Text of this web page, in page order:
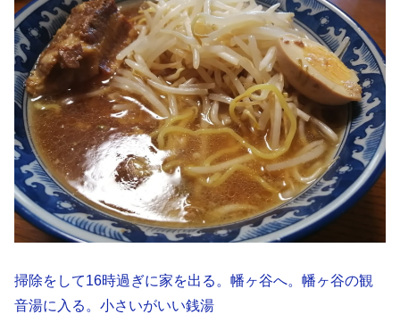
掃除をして16時過ぎに家を出る。幡ヶ谷へ。幡ヶ谷の観
音湯に入る。小さいがいい銭湯